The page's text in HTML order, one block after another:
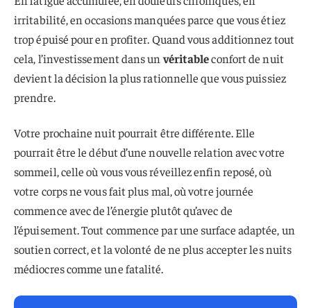
irritabilité, en occasions manquées parce que vous étiez
trop épuisé pour en profiter. Quand vous additionnez tout
cela, l’investissement dans unvéritableconfort de nuit
devient la décision la plus rationnelle que vous puissiez
prendre.
Votre prochaine nuit pourrait être différente. Elle
pourrait être le début d’une nouvelle relation avec votre
sommeil, celle où vous vous réveillez enfin reposé, où
votre corps ne vous fait plus mal, où votre journée
commence avec de l’énergie plutôt qu’avec de
l’épuisement. Tout commence par une surface adaptée, un
soutien correct, et la volonté de ne plus accepter les nuits
médiocres comme une fatalité.